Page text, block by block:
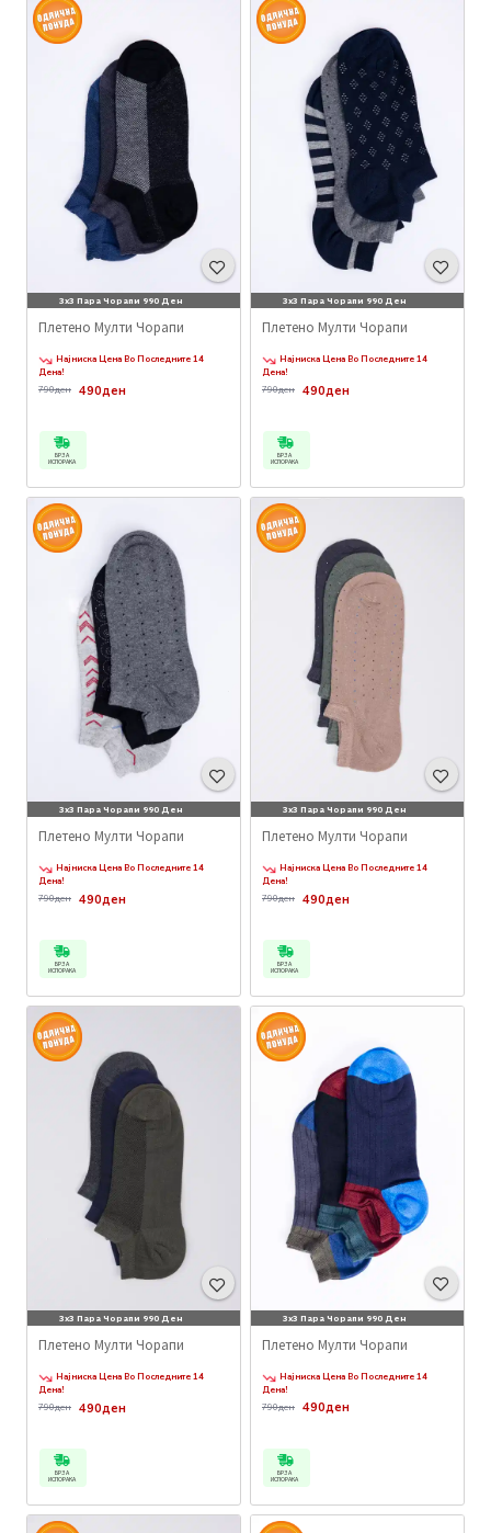
3x3 Пара Чорапи 990 Ден
Плетено Мулти Чорапи
Најниска Цена Во Последните 14
Дена!
490ден
790ден
БРЗА
ИСПОРАКА
3x3 Пара Чорапи 990 Ден
Плетено Мулти Чорапи
Најниска Цена Во Последните 14
Дена!
490ден
790ден
БРЗА
ИСПОРАКА
3x3 Пара Чорапи 990 Ден
Плетено Мулти Чорапи
Најниска Цена Во Последните 14
Дена!
490ден
790ден
БРЗА
ИСПОРАКА
3x3 Пара Чорапи 990 Ден
Плетено Мулти Чорапи
Најниска Цена Во Последните 14
Дена!
490ден
790ден
БРЗА
ИСПОРАКА
3x3 Пара Чорапи 990 Ден
Плетено Мулти Чорапи
Најниска Цена Во Последните 14
Дена!
490ден
790ден
БРЗА
ИСПОРАКА
3x3 Пара Чорапи 990 Ден
Плетено Мулти Чорапи
Најниска Цена Во Последните 14
Дена!
490ден
790ден
БРЗА
ИСПОРАКА